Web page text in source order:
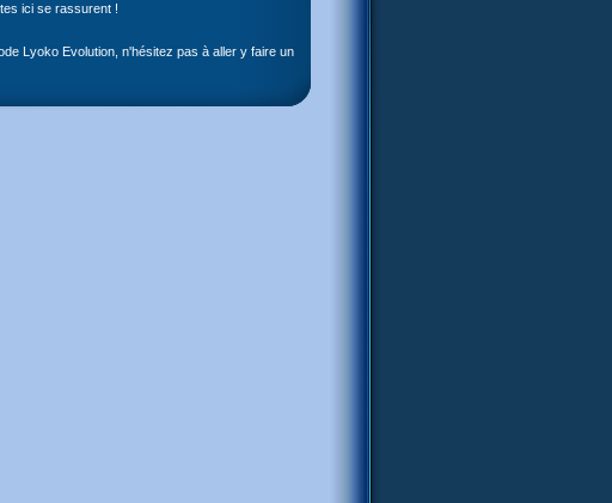
ici se rassurent !
Lyoko Evolution, n'hésitez pas à aller y faire un